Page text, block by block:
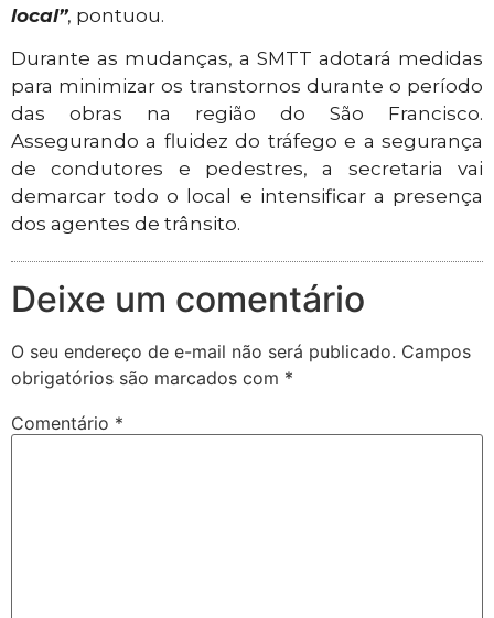
local”, pontuou.
Durante as mudanças, a SMTT adotará medidas
para minimizar os transtornos durante o período
das obras na região do São Francisco.
Assegurando a fluidez do tráfego e a segurança
de condutores e pedestres, a secretaria vai
demarcar todo o local e intensificar a presença
dos agentes de trânsito.
Deixe um comentário
O seu endereço de e-mail não será publicado. Campos
obrigatórios são marcados com *
Comentário *